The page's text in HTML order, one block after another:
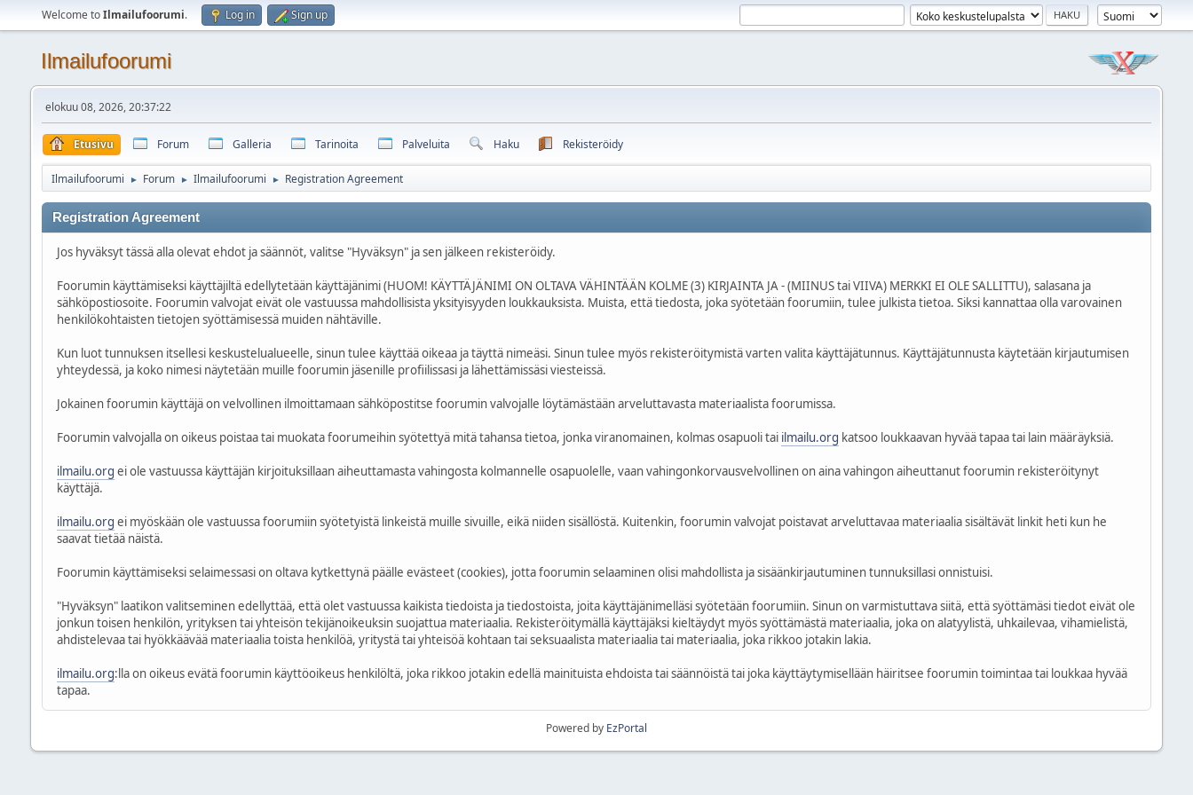
Welcome toIlmailufoorumi. Log in Sign up
Ilmailufoorumi
elokuu 08, 2026, 20:37:22
Etusivu Forum Galleria Tarinoita Palveluita Haku Rekisteröidy
Ilmailufoorumi ► Forum ► Ilmailufoorumi ► Registration Agreement
Registration Agreement
Jos hyväksyt tässä alla olevat ehdot ja säännöt, valitse "Hyväksyn" ja sen jälkeen rekisteröidy.
Foorumin käyttämiseksi käyttäjiltä edellytetään käyttäjänimi (HUOM! KÄYTTÄJÄNIMI ON OLTAVA VÄHINTÄÄN KOLME (3) KIRJAINTA JA - (MIINUS tai VIIVA) MERKKI EI OLE SALLITTU), salasana ja
sähköpostiosoite. Foorumin valvojat eivät ole vastuussa mahdollisista yksityisyyden loukkauksista. Muista, että tiedosta, joka syötetään foorumiin, tulee julkista tietoa. Siksi kannattaa olla varovainen
henkilökohtaisten tietojen syöttämisessä muiden nähtäville.
Kun luot tunnuksen itsellesi keskustelualueelle, sinun tulee käyttää oikeaa ja täyttä nimeäsi. Sinun tulee myös rekisteröitymistä varten valita käyttäjätunnus. Käyttäjätunnusta käytetään kirjautumisen
yhteydessä, ja koko nimesi näytetään muille foorumin jäsenille profiilissasi ja lähettämissäsi viesteissä.
Jokainen foorumin käyttäjä on velvollinen ilmoittamaan sähköpostitse foorumin valvojalle löytämästään arveluttavasta materiaalista foorumissa.
Foorumin valvojalla on oikeus poistaa tai muokata foorumeihin syötettyä mitä tahansa tietoa, jonka viranomainen, kolmas osapuoli tai ilmailu.org katsoo loukkaavan hyvää tapaa tai lain määräyksiä.
ilmailu.org ei ole vastuussa käyttäjän kirjoituksillaan aiheuttamasta vahingosta kolmannelle osapuolelle, vaan vahingonkorvausvelvollinen on aina vahingon aiheuttanut foorumin rekisteröitynyt
käyttäjä.
ilmailu.org ei myöskään ole vastuussa foorumiin syötetyistä linkeistä muille sivuille, eikä niiden sisällöstä. Kuitenkin, foorumin valvojat poistavat arveluttavaa materiaalia sisältävät linkit heti kun he
saavat tietää näistä.
Foorumin käyttämiseksi selaimessasi on oltava kytkettynä päälle evästeet (cookies), jotta foorumin selaaminen olisi mahdollista ja sisäänkirjautuminen tunnuksillasi onnistuisi.
"Hyväksyn" laatikon valitseminen edellyttää, että olet vastuussa kaikista tiedoista ja tiedostoista, joita käyttäjänimelläsi syötetään foorumiin. Sinun on varmistuttava siitä, että syöttämäsi tiedot eivät ole
jonkun toisen henkilön, yrityksen tai yhteisön tekijänoikeuksin suojattua materiaalia. Rekisteröitymällä käyttäjäksi kieltäydyt myös syöttämästä materiaalia, joka on alatyylistä, uhkailevaa, vihamielistä,
ahdistelevaa tai hyökkäävää materiaalia toista henkilöä, yritystä tai yhteisöä kohtaan tai seksuaalista materiaalia tai materiaalia, joka rikkoo jotakin lakia.
ilmailu.org:lla on oikeus evätä foorumin käyttöoikeus henkilöltä, joka rikkoo jotakin edellä mainituista ehdoista tai säännöistä tai joka käyttäytymisellään häiritsee foorumin toimintaa tai loukkaa hyvää
tapaa.
Powered by EzPortal